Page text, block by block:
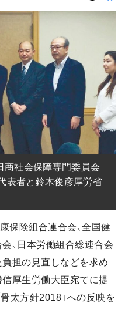
商社会保障専門委員会
表者と鈴木俊彦厚労省
保険組合連合会、全国健
、日本労働組合総連合会
負担の見直しなどを求め
信厚生労働大臣宛てに提
太方針2018」への反映を